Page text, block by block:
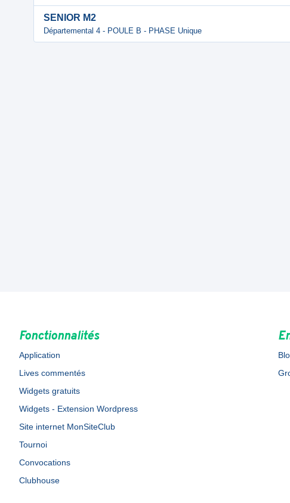
SENIOR M2
Départemental 4 - POULE B - PHASE Unique
Fonctionnalités
Application
Lives commentés
Widgets gratuits
Widgets - Extension Wordpress
Site internet MonSiteClub
Tournoi
Convocations
Clubhouse